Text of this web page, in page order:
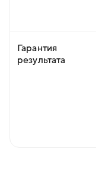
Гарантия
результата